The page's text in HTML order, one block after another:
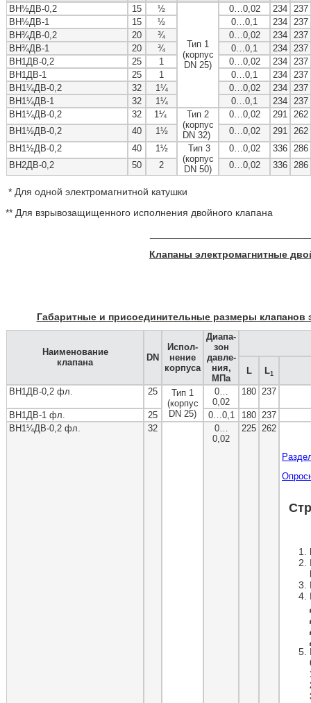
ВН½ДВ-0,2 15 ½
Тип 1
(корпус
DN 25)
0…0,02 234 237
ВН½ДВ-1
15 ½ 0…0,1 234 237
ВН¾ДВ-0,2
20 ¾ 0…0,02 234 237
ВН¾ДВ-1
20 ¾ 0…0,1 234 237
ВН1ДВ-0,2
25 1 0…0,02 234 237
ВН1ДВ-1
25 1 0…0,1 234 237
ВН1¼ДВ-0,2
32 1¼ 0…0,02 234 237
ВН1¼ДВ-1
32 1¼ 0…0,1 234 237
ВН1¼ДВ-0,2
32 1¼
Тип 2
(корпус
DN 32)
0…0,02 291 262
ВН1½ДВ-0,2
40 1½ 0…0,02 291 262
ВН1½ДВ-0,2
40 1½
Тип 3
(корпус
DN 50)
0…0,02 336 286
ВН2ДВ-0,2
50 2 0…0,02 336 286
* Для одной электромагнитной катушки
** Для взрывозащищенного исполнения двойного клапана
Клапаны электромагнитные
Габаритные и присоединительные размеры
Наименование
клапана
DN
Испол-
нение
корпуса
Диапа-
зон
давле-
ния,
МПа
L L1
ВН1ДВ-0,2 фл. 25
Тип 1
(корпус
DN 25)
0…
0,02
180 237
ВН1ДВ-1 фл. 25 0…0,1 180 237
ВН1¼ДВ-0,2 фл.
32
0…
0,02
225 262